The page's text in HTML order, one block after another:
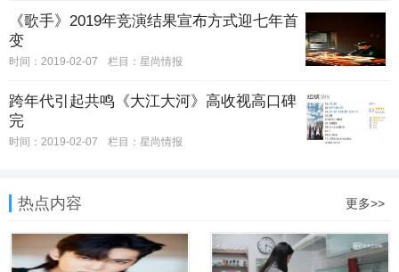
《歌手》2019年竞演结果宣布方式迎七年首
变
时间：2019-02-07 栏目： 星尚情报
跨年代引起共鸣《大江大河》高收视高口碑
完
时间：2019-02-07 栏目： 星尚情报
热点内容 更多>>